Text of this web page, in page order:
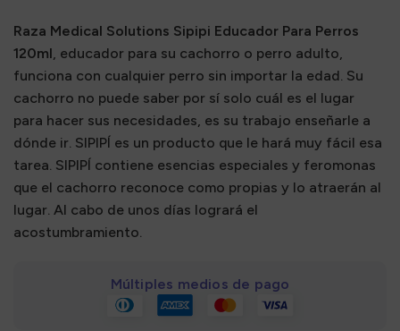
Raza Medical Solutions Sipipi Educador Para Perros
120ml, educador para su cachorro o perro adulto,
funciona con cualquier perro sin importar la edad. Su
cachorro no puede saber por sí solo cuál es el lugar
para hacer sus necesidades, es su trabajo enseñarle a
dónde ir. SIPIPÍ es un producto que le hará muy fácil esa
tarea. SIPIPÍ contiene esencias especiales y feromonas
que el cachorro reconoce como propias y lo atraerán al
lugar. Al cabo de unos días logrará el
acostumbramiento.
Múltiples medios de pago